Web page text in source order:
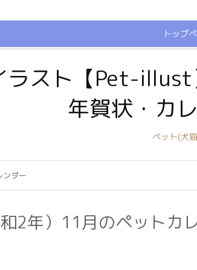
トップ
ラスト【Pet-illust
年賀状・カ
ペット(犬
ンダー
2年）11月のペットカ